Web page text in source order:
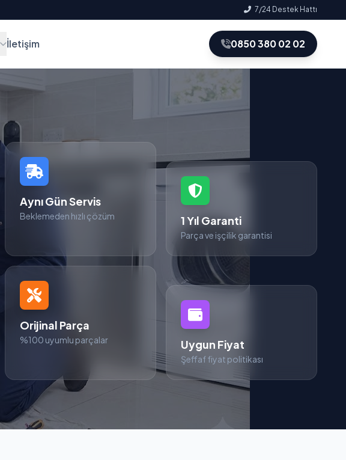
7/24 Destek Hattı
İletişim 0850 380 02 02
Aynı Gün Servis
Beklemeden hızlı çözüm 1 Yıl Garanti
Parça ve işçilik garantisi
Orijinal Parça
%100 uyumlu parçalar Uygun Fiyat
Şeffaf fiyat politikası